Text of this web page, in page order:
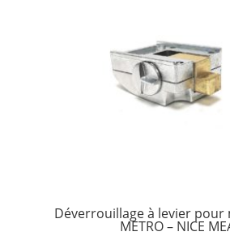
Déverrouillage à levier
METRO – NICE